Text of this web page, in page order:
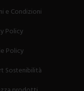
e Condizioni
Policy
Policy
Sostenibilità